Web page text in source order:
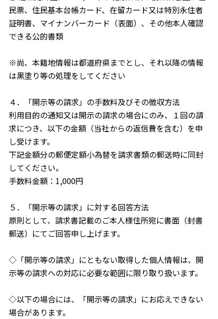
民票、住民基本台帳カード、在留カード又は特別永住者
証明書、マイナンバーカード（表面）、その他本人確認
できる公的書類
※尚、本籍地情報は都道府県までとし、それ以降の情報
は黒塗り等の処理をしてください
４．「開示等の請求」の手数料及びその徴収方法
利用目的の通知又は開示の請求の場合にのみ、１回の請
求につき、以下の金額（当社からの返信費を含む）を申
し受けます。
下記金額分の郵便定額小為替を請求書類の郵送時に同封
してください。
手数料金額：1,000円
５．「開示等の請求」に対する回答方法
原則として、請求書記載のご本人様住所宛に書面（封書
郵送）にてご回答申し上げます。
◇「開示等の請求」にともない取得した個人情報は、開
示等の請求への対応に必要な範囲に限り取り扱います。
◇以下の場合には、「開示等の請求」にお応えできない
場合があります。